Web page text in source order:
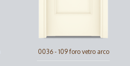
0036 - 109 foro vetro arco